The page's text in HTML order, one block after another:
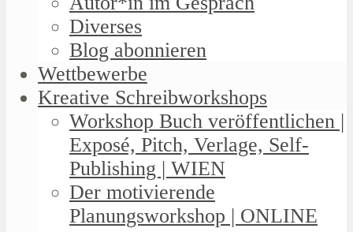
Diverses
Blog abonnieren
Wettbewerbe
Kreative Schreibworkshops
Workshop Buch veröffentlichen |
Exposé, Pitch, Verlage, Self-
Publishing | WIEN
Der motivierende
Planungsworkshop | ONLINE